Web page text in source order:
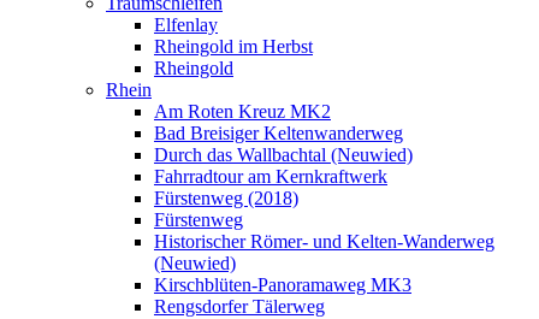
Elfenlay
Rheingold im Herbst
Rheingold
Rhein
Am Roten Kreuz MK2
Bad Breisiger Keltenwanderweg
Durch das Wallbachtal (Neuwied)
Fahrradtour am Kernkraftwerk
Fürstenweg (2018)
Fürstenweg
Historischer Römer- und Kelten-Wanderweg
(Neuwied)
Kirschblüten-Panoramaweg MK3
Rengsdorfer Tälerweg